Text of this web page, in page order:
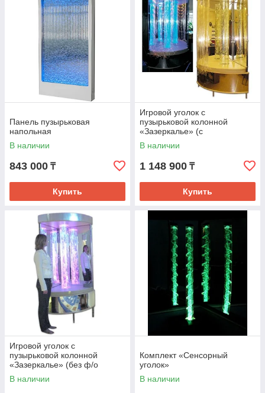
Панель пузырьковая
напольная
В наличии
843 000 ₸
Купить
Игровой уголок с
пузырьковой колонной
«Зазеркалье» (с
фибер.нитями) АЛ 518/1
В наличии
1 148 900 ₸
Купить
Игровой уголок с
пузырьковой колонной
«Зазеркалье» (без ф/о
нитей) АЛ 518/2
В наличии
Комплект «Сенсорный
уголок»
В наличии